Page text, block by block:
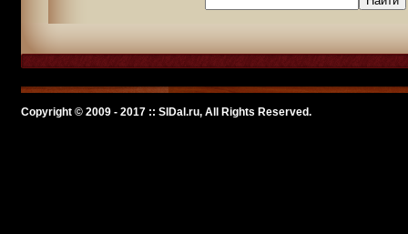
Copyright © 2009 - 2017 :: SlDal.ru, All Rights Reserved.